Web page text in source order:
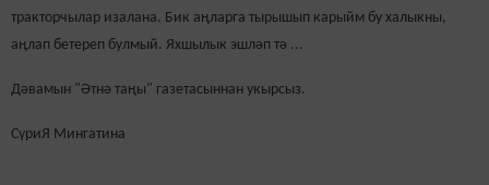
тракторчылар изалана. Бик аңларга тырышып карыйм бу халыкны,
аңлап бетереп булмый. Яхшылык эшләп тә ...
Дәвамын "Әтнә таңы" газетасыннан укырсыз.
СүриЯ Мингатина